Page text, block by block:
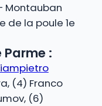
Montauban
de la poule 1e
:
(4) Franco
(6)